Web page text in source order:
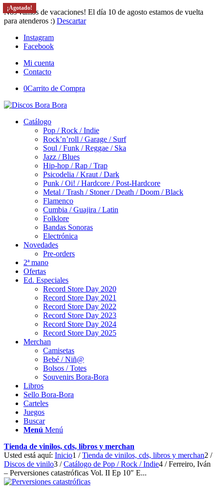
Nos vamos de vacaciones! El día 10 de agosto estamos de vuelta
para atenderos :) Descartar
Instagram
Facebook
Mi cuenta
Contacto
0Carrito de Compra
Catálogo
Pop / Rock / Indie
Rock’n’roll / Garage / Surf
Soul / Funk / Reggae / Ska
Jazz / Blues
Hip-hop / Rap / Trap
Psicodelia / Kraut / Dark
Punk / Oi! / Hardcore / Post-Hardcore
Metal / Trash / Stoner / Death / Doom / Black
Flamenco
Cumbia / Guajira / Latin
Folklore
Bandas Sonoras
Electrónica
Novedades
Pre-orders
2ª mano
Ofertas
Ed. Especiales
Record Store Day 2020
Record Store Day 2021
Record Store Day 2022
Record Store Day 2023
Record Store Day 2024
Record Store Day 2025
Merchan
Camisetas
Bebé / Niñ@
Bolsos / Totes
Souvenirs Bora-Bora
Libros
Sello Bora-Bora
Carteles
Juegos
Buscar
Menú Menú
Tienda de vinilos, cds, libros y merchan
Usted está aquí: Inicio1 / Tienda de vinilos, cds, libros y merchan2 /
Discos de vinilo3 / Catálogo de Pop / Rock / Indie4 / Ferreiro, Iván
– Perversiones catastróficas Vol. II Ep 10″ E...
¡Agotado!
¡Agotado!
¡Agotado!